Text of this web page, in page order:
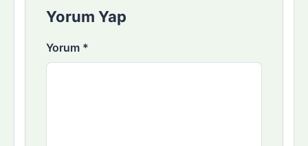
Yorum Yap
Yorum *